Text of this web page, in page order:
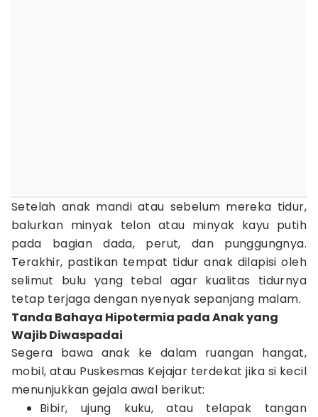
Setelah anak mandi atau sebelum mereka tidur,
balurkan minyak telon atau minyak kayu putih
pada bagian dada, perut, dan punggungnya.
Terakhir, pastikan tempat tidur anak dilapisi oleh
selimut bulu yang tebal agar kualitas tidurnya
tetap terjaga dengan nyenyak sepanjang malam.
Tanda Bahaya Hipotermia pada Anak yang
Wajib Diwaspadai
Segera bawa anak ke dalam ruangan hangat,
mobil, atau Puskesmas Kejajar terdekat jika si kecil
menunjukkan gejala awal berikut:
Bibir, ujung kuku, atau telapak tangan